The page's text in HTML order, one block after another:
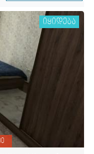
იყიდება